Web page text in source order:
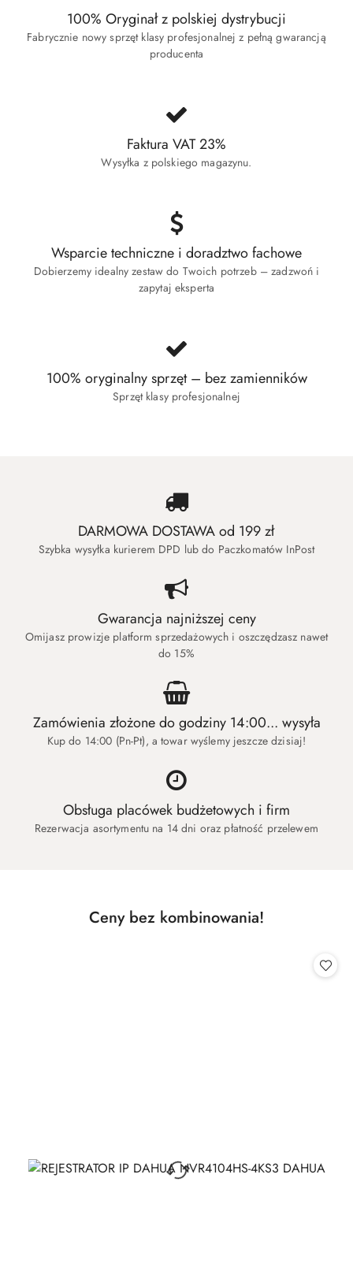
100% Oryginał z polskiej dystrybucji
Fabrycznie nowy sprzęt klasy profesjonalnej z pełną gwarancją
producenta
Faktura VAT 23%
Wysyłka z polskiego magazynu.
Wsparcie techniczne i doradztwo fachowe
Dobierzemy idealny zestaw do Twoich potrzeb – zadzwoń i
zapytaj eksperta
100% oryginalny sprzęt – bez zamienników
Sprzęt klasy profesjonalnej
DARMOWA DOSTAWA od 199 zł
Szybka wysyłka kurierem DPD lub do Paczkomatów InPost
Gwarancja najniższej ceny
Omijasz prowizje platform sprzedażowych i oszczędzasz nawet
do 15%
Zamówienia złożone do godziny 14:00... wysyła
Kup do 14:00 (Pn-Pt), a towar wyślemy jeszcze dzisiaj!
Obsługa placówek budżetowych i firm
Rezerwacja asortymentu na 14 dni oraz płatność przelewem
Pomiń karuzelę produktów
Produkty
Ceny bez kombinowania!